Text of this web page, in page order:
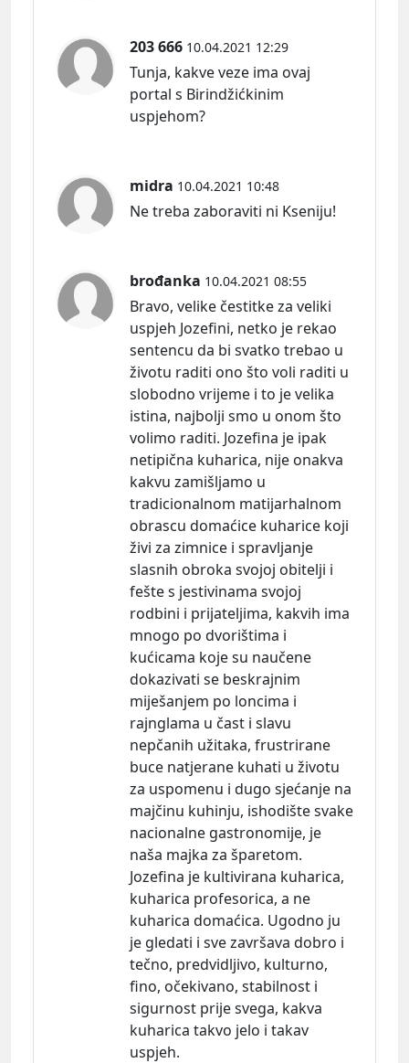
203 666 10.04.2021 12:29
Tunja, kakve veze ima ovaj
portal s Birindžićkinim
uspjehom?
midra 10.04.2021 10:48
Ne treba zaboraviti ni Kseniju!
brođanka 10.04.2021 08:55
Bravo, velike čestitke za veliki
uspjeh Jozefini, netko je rekao
sentencu da bi svatko trebao u
životu raditi ono što voli raditi u
slobodno vrijeme i to je velika
istina, najbolji smo u onom što
volimo raditi. Jozefina je ipak
netipična kuharica, nije onakva
kakvu zamišljamo u
tradicionalnom matijarhalnom
obrascu domaćice kuharice koji
živi za zimnice i spravljanje
slasnih obroka svojoj obitelji i
fešte s jestivinama svojoj
rodbini i prijateljima, kakvih ima
mnogo po dvorištima i
kućicama koje su naučene
dokazivati se beskrajnim
miješanjem po loncima i
rajnglama u čast i slavu
nepčanih užitaka, frustrirane
buce natjerane kuhati u životu
za uspomenu i dugo sjećanje na
majčinu kuhinju, ishodište svake
nacionalne gastronomije, je
naša majka za šparetom.
Jozefina je kultivirana kuharica,
kuharica profesorica, a ne
kuharica domaćica. Ugodno ju
je gledati i sve završava dobro i
tečno, predvidljivo, kulturno,
fino, očekivano, stabilnost i
sigurnost prije svega, kakva
kuharica takvo jelo i takav
uspjeh.